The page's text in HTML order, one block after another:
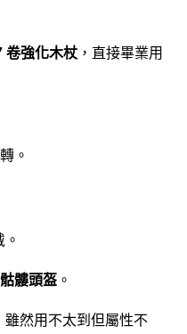
卷強化木杖 ， 直接畢業用
轉。
。
骷髏頭盔 。
雖然用 不太到 但屬性不